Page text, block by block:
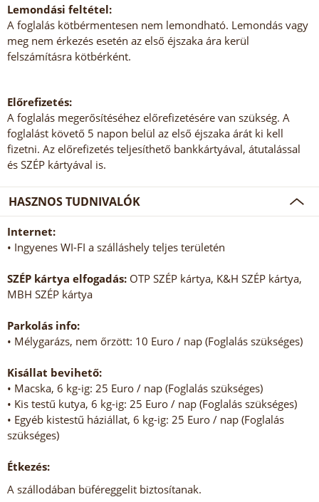
Lemondási feltétel:
A foglalás kötbérmentesen nem lemondható. Lemondás vagy
meg nem érkezés esetén az első éjszaka ára kerül
felszámításra kötbérként.
Előrefizetés:
A foglalás megerősítéséhez előrefizetésére van szükség. A
foglalást követő 5 napon belül az első éjszaka árát ki kell
fizetni. Az előrefizetés teljesíthető bankkártyával, átutalással
és SZÉP kártyával is.
HASZNOS TUDNIVALÓK
Internet:
• Ingyenes WI-FI a szálláshely teljes területén
SZÉP kártya elfogadás: OTP SZÉP kártya, K&H SZÉP kártya,
MBH SZÉP kártya
Parkolás info:
• Mélygarázs, nem őrzött: 10 Euro / nap (Foglalás szükséges)
Kisállat bevihető:
• Macska, 6 kg-ig: 25 Euro / nap (Foglalás szükséges)
• Kis testű kutya, 6 kg-ig: 25 Euro / nap (Foglalás szükséges)
• Egyéb kistestű háziállat, 6 kg-ig: 25 Euro / nap (Foglalás
szükséges)
Étkezés:
A szállodában büféreggelit biztosítanak.